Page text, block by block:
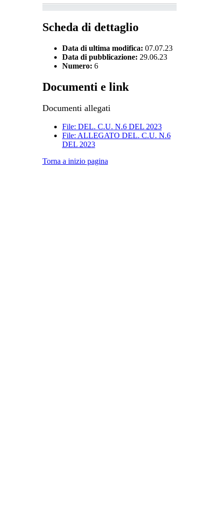
Scheda di dettaglio
Data di ultima modifica: 07.07.23
Data di pubblicazione: 29.06.23
Numero: 6
Documenti e link
Documenti allegati
File: DEL. C.U. N.6 DEL 2023
File: ALLEGATO DEL. C.U. N.6
DEL 2023
Torna a inizio pagina